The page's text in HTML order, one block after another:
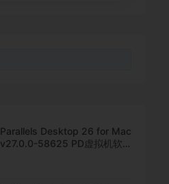
Parallels Desktop 26 for Mac
v27.0.0-58625 PD虚拟机软